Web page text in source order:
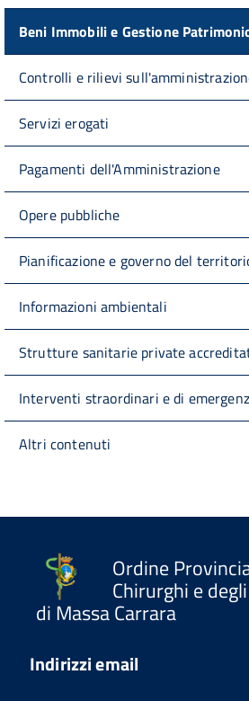
Beni Immobili e Gestione
Controlli e rilievi
Servizi erogati
Pagamenti dell'Amministrazione
Opere pubbliche
Pianificazione e governo del
Informazioni ambientali
Strutture sanitarie private
Interventi straordinari e di
Altri contenuti
Ordine
Chirurghi e
di Massa Carrara
Indirizzi email